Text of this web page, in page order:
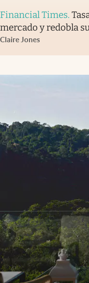
Financial Times.
mercado y redobla
Claire Jones